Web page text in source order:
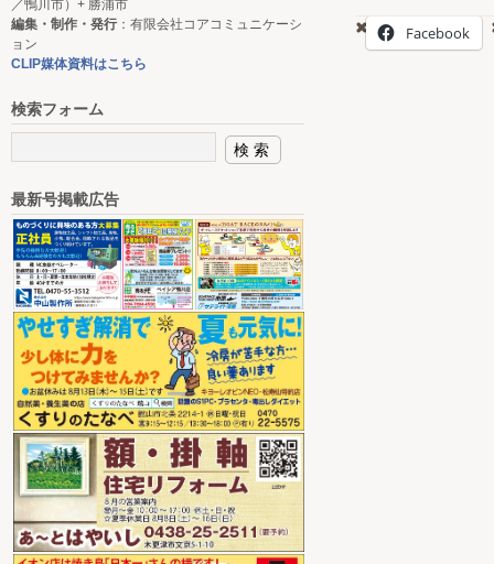
Facebook
／鴨川市）+ 勝浦市
編集・制作・発行：有限会社コアコミュニケーシ
ョン
CLIP媒体資料はこちら
検索フォーム
最新号掲載広告